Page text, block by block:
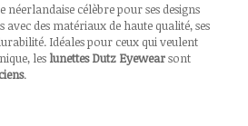
néerlandaise célèbre pour ses designs
avec des matériaux de haute qualité, ses
Idéales pour ceux qui veulent
les lunettes Dutz Eyewearsont
.